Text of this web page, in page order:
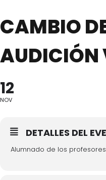
CAMBIO
AUDICIÓN
12
NOV
DETALLES DEL
Alumnado de los